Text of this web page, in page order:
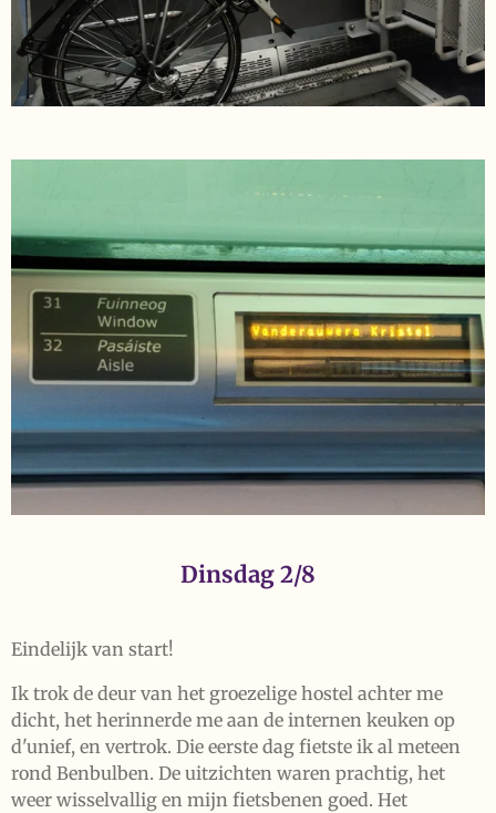
Dinsdag 2/8
Eindelijk van start!
Ik trok de deur van het groezelige hostel achter me
dicht, het herinnerde me aan de internen keuken op
d'unief, en vertrok. Die eerste dag fietste ik al meteen
rond Benbulben. De uitzichten waren prachtig, het
weer wisselvallig en mijn fietsbenen goed. Het